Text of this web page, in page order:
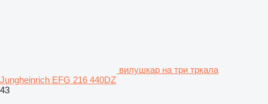
вилушкар на три тркала
Jungheinrich EFG 216 440DZ
43